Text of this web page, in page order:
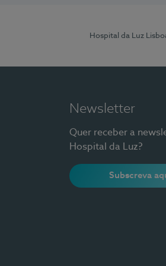
Hospital da Luz
Newsletter
Quer receber a
Hospital da Luz?
Subscreva